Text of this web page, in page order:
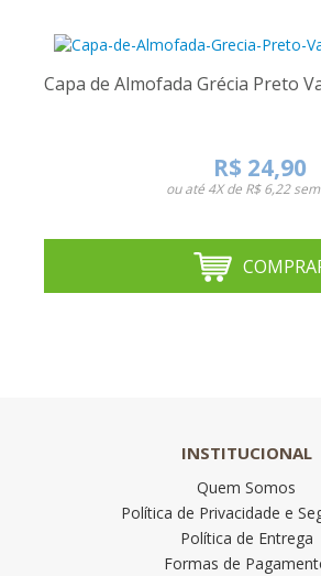
Capa de Almofada Grécia Preto
R$ 24,90
ou até 4X de R$ 6,22
INSTITUCIONAL
Quem Somos
Política de Privacidade e
Política de Entrega
Formas de